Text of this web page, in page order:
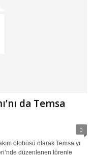
da Temsa
0
otobüsü olarak Temsa’yı
düzenlenen törenle